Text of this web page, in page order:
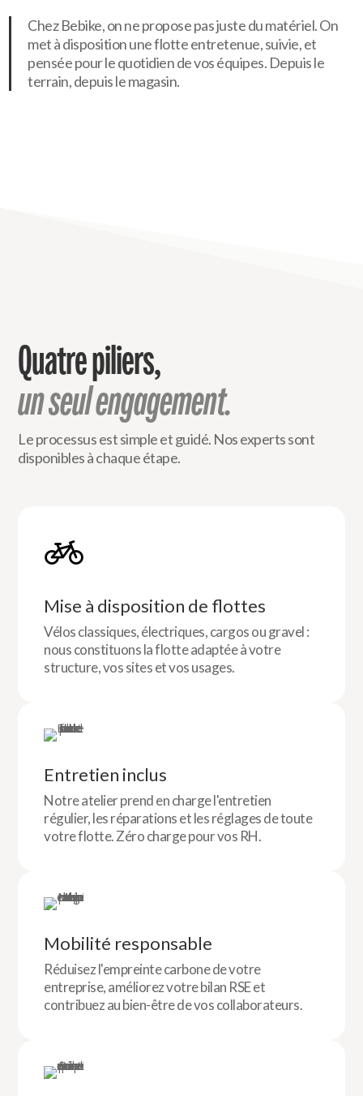
Chez Bebike, on ne propose pas juste du matériel. On
met à disposition une flotte entretenue, suivie, et
pensée pour le quotidien de vos équipes. Depuis le
terrain, depuis le magasin.
Quatre piliers,
un seul engagement.
Le processus est simple et guidé. Nos experts sont
disponibles à chaque étape.
Mise à disposition de flottes
Vélos classiques, électriques, cargos ou gravel :
nous constituons la flotte adaptée à votre
structure, vos sites et vos usages.
Entretien inclus
Notre atelier prend en charge l'entretien
régulier, les réparations et les réglages de toute
votre flotte. Zéro charge pour vos RH.
Mobilité responsable
Réduisez l'empreinte carbone de votre
entreprise, améliorez votre bilan RSE et
contribuez au bien-être de vos collaborateurs.